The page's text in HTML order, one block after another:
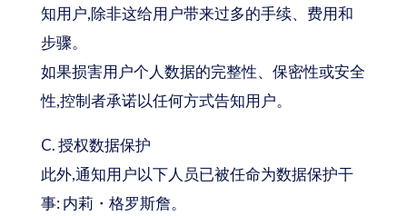
知用户,除非这给用户带来过多的手续、费用和
步骤。
如果损害用户个人数据的完整性、保密性或安全
性,控制者承诺以任何方式告知用户。
C. 授权数据保护
此外,通知用户以下人员已被任命为数据保护干
事: 内莉・格罗斯詹。